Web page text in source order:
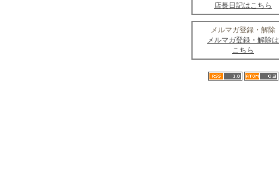
店長日記はこちら
メルマガ登録・解除
メルマガ登録・解除は
こちら